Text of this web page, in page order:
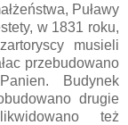
Puławy
w 1831 roku,
musieli
przebudowano
Budynek
drugie
też